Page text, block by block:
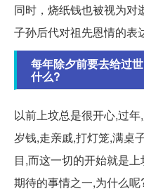
同时，烧纸钱也被视为对
子孙后代对祖先恩情的表
每年除夕前要去给过
什么?
以前上坟总是很开心,过
岁钱,走亲戚,打灯笼,满桌
目,而这一切的开始就是
期待的事情之一,为什么